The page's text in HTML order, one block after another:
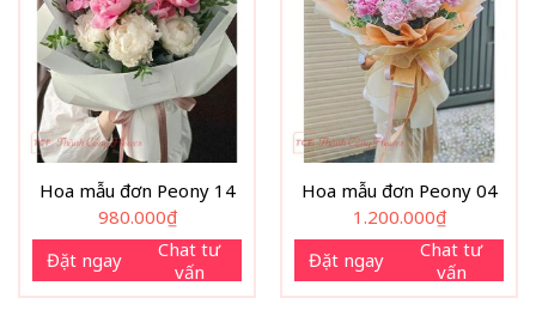
Hoa mẫu đơn Peony 14
980.000₫
Đặt ngay
Chat tư
vấn
Hoa mẫu đơn Peony 04
1.200.000₫
Đặt ngay
Chat tư
vấn